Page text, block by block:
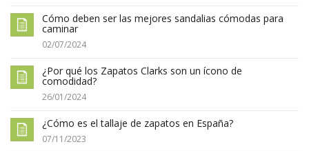
Cómo deben ser las mejores sandalias cómodas para
caminar
02/07/2024
¿Por qué los Zapatos Clarks son un ícono de
comodidad?
26/01/2024
¿Cómo es el tallaje de zapatos en España?
07/11/2023